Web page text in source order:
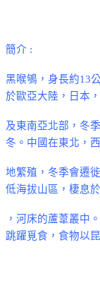
簡介 :
黑喉鴝，身長約13
於歐亞大陸，日本
及東南亞北部，冬
冬。中國在東北，
地繁殖，冬季會遷
低海拔山區，棲息
，河床的蘆葦叢中
跳躍覓食，食物以